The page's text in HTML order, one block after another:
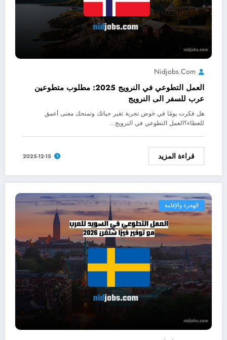
Nidjobs.com
العمل التطوعي في النرويج 2025: مطلوب متطوعين
عرب للسفر الى النرويج
هل فكرت يومًا في خوض تجربة تغير حياتك وتمنحك معنى أعمق
للعطاء؟العمل التطوعي في النرويج…
قراءة المزيد 2025-12-15
الهجرة والإقامة